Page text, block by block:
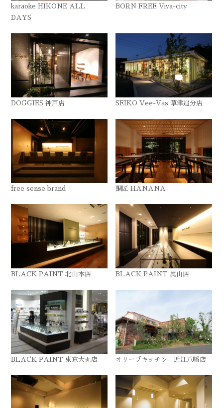
karaoke HIKONE ALL
DAYS
BORN FREE Viva-city
DOGGIES 神戸店 SEIKO Vee-Vas 草津追分店
free sense brand 鯛匠 HANANA
BLACK PAINT 北山本店 BLACK PAINT 嵐山店
BLACK PAINT 東京大丸店 オリーブキッチン 近江八幡店